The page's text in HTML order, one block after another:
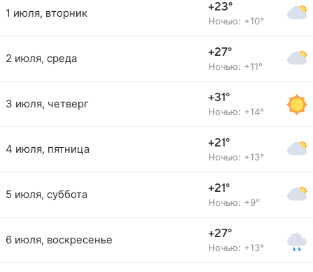
1 июля, вторник +23°
Ночью: +10°
2 июля, среда +27°
Ночью: +11°
3 июля, четверг +31°
Ночью: +14°
4 июля, пятница +21°
Ночью: +13°
5 июля, суббота +21°
Ночью: +9°
6 июля, воскресенье +27°
Ночью: +13°